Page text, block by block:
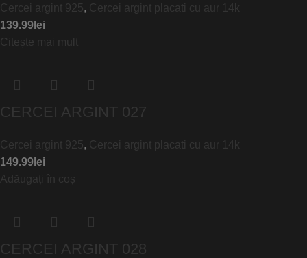
Cercei argint 925, Cercei argint placati cu aur 14k
139.99 lei
Citește mai mult
CERCEI ARGINT 027
Cercei argint 925, Cercei argint placati cu aur 14k
149.99 lei
Adăugați în coș
CERCEI ARGINT 028